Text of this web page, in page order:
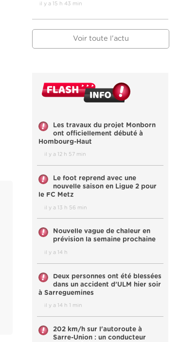
il y a 15 h 43 min
Voir toute l'actu
Les travaux du projet Monborn
ont officiellement débuté à
Hombourg-Haut
il y a 12 h 57 min
Le foot reprend avec une
nouvelle saison en Ligue 2 pour
le FC Metz
il y a 13 h 56 min
Nouvelle vague de chaleur en
prévision la semaine prochaine
il y a 14 h
Deux personnes ont été blessées
dans un accident d’ULM hier soir
à Sarreguemines
il y a 14 h 1 min
202 km/h sur l'autoroute à
Sarre-Union : un conducteur